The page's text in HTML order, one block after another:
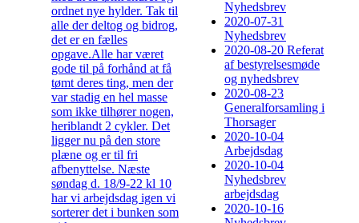
ordnet nye hylder. Tak til
alle der deltog og bidrog,
det er en fælles
opgave.Alle har været
gode til på forhånd at få
tømt deres ting, men der
var stadig en hel masse
som ikke tilhører nogen,
heriblandt 2 cykler. Det
ligger nu på den store
plæne og er til fri
afbenyttelse. Næste
søndag d. 18/9-22 kl 10
har vi arbejdsdag igen vi
sorterer det i bunken som
Nyhedsbrev
2020-07-31
Nyhedsbrev
2020-08-20 Referat
af bestyrelsesmøde
og nyhedsbrev
2020-08-23
Generalforsamling i
Thorsager
2020-10-04
Arbejdsdag
2020-10-04
Nyhedsbrev
arbejdsdag
2020-10-16